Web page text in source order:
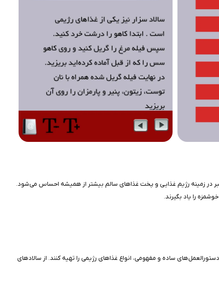
در زمینه رژیم غذایی و پخت غذاهای سالم بیشتر از همیشه احساس می‌شود.
را یاد بگیرند.
ساده و مفهومی، انواع غذاهای رژیمی را تهیه کنند. از سالادهای